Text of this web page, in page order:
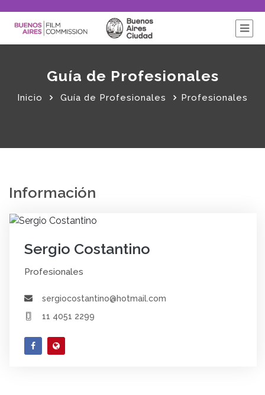
Guía de Profesionales
Inicio Guía de Profesionales Profesionales
Información
Sergio Costantino
Profesionales
sergiocostantino@hotmail.com
11 4051 2299